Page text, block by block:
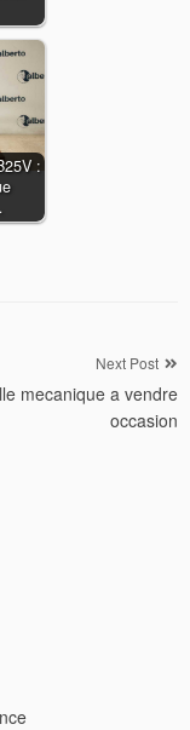
:
Next Post
mecanique a vendre
occasion